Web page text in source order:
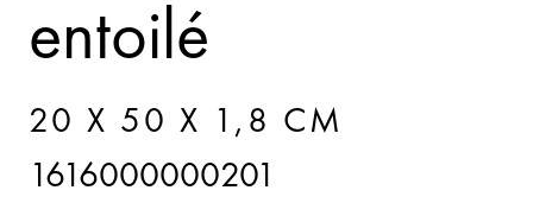
entoilé
20 X 50 X 1,8 CM
1616000000201